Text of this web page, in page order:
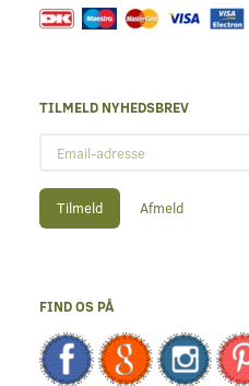
TILMELD NYHEDSBREV
adresse
Tilmeld Afmeld
FIND OS PÅ